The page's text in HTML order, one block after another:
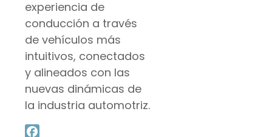
experiencia de
conducción a través
de vehículos más
intuitivos, conectados
y alineados con las
nuevas dinámicas de
la industria automotriz.